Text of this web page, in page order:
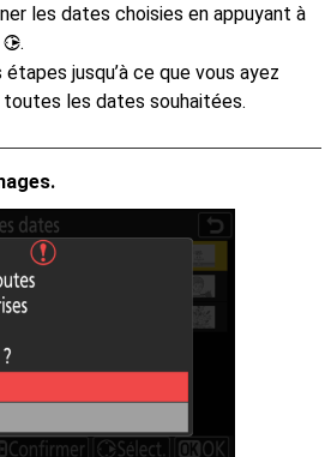
les dates choisies en appuyant à
2.
jusqu’à ce que vous ayez
les dates souhaitées.